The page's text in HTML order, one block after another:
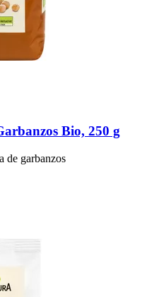
Bio, 250 g
de garbanzos